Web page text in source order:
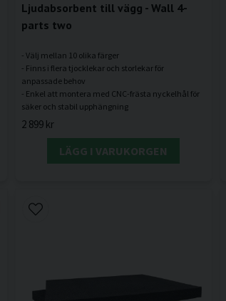
Ljudabsorbent till vägg - Wall 4-
parts two
- Välj mellan 10 olika färger
- Finns i flera tjocklekar och storlekar för
anpassade behov
- Enkel att montera med CNC-frästa nyckelhål för
2 899 kr
LÄGG I VARUKORGEN